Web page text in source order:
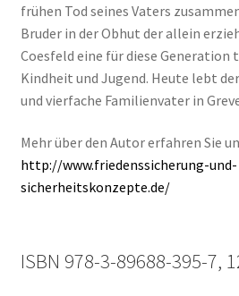
frühen Tod seines Vaters
Bruder in der Obhut der allein
Coesfeld eine für diese Generation
Kindheit und Jugend. Heute lebt
und vierfache Familienvater in
Mehr über den Autor erfahren Sie
http://www.friedenssicherung-und-
sicherheitskonzepte.de/
ISBN 978-3-89688-395-7,